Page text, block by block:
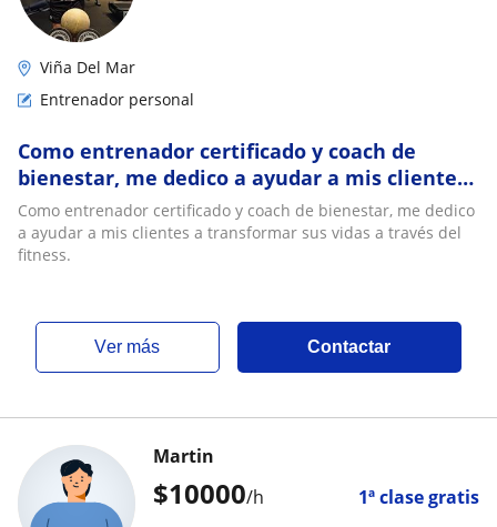
Viña Del Mar
Entrenador personal
Como entrenador certificado y coach de
bienestar, me dedico a ayudar a mis clientes
a transformar sus vidas a través del fitness
Como entrenador certificado y coach de bienestar, me dedico
a ayudar a mis clientes a transformar sus vidas a través del
fitness.
ver más Contactar
$10000/h 1ª clase gratis
Martin